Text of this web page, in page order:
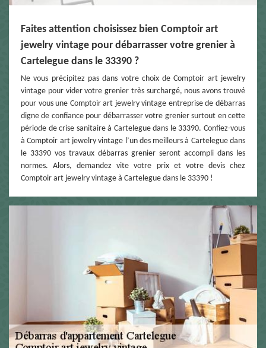
Faites attention choisissez bien Comptoir art
jewelry vintage pour débarrasser votre grenier à
Cartelegue dans le 33390 ?
Ne vous précipitez pas dans votre choix de Comptoir art jewelry
vintage pour vider votre grenier très surchargé, nous avons trouvé
pour vous une Comptoir art jewelry vintage entreprise de débarras
digne de confiance pour débarrasser votre grenier surtout en cette
période de crise sanitaire à Cartelegue dans le 33390. Confiez-vous
à Comptoir art jewelry vintage l’un des meilleurs à Cartelegue dans
le 33390 vos travaux débarras grenier seront accompli dans les
normes. Alors, demandez vite votre prix et votre devis chez
Comptoir art jewelry vintage à Cartelegue dans le 33390 !